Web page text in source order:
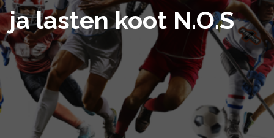
ja lasten koot N.O.S